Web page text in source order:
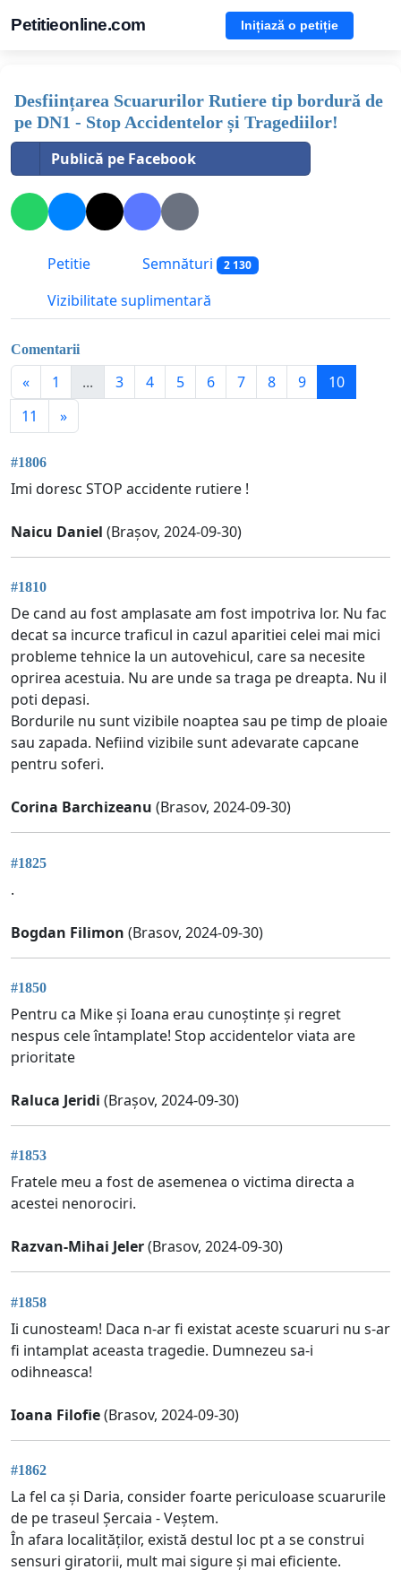
Petitieonline.com Inițiază o petiție
Desființarea Scuarurilor Rutiere tip bordură de
pe DN1 - Stop Accidentelor și Tragediilor!
Publică pe Facebook
Petitie Semnături 2 130
Vizibilitate suplimentară
Comentarii
« 1 ... 3 4 5 6 7 8 9
10
11
»
#1806
Imi doresc STOP accidente rutiere !
Naicu Daniel (Brașov, 2024-09-30)
#1810
De cand au fost amplasate am fost impotriva lor. Nu fac
decat sa incurce traficul in cazul aparitiei celei mai mici
probleme tehnice la un autovehicul, care sa necesite
oprirea acestuia. Nu are unde sa traga pe dreapta. Nu il
poti depasi.
Bordurile nu sunt vizibile noaptea sau pe timp de ploaie
sau zapada. Nefiind vizibile sunt adevarate capcane
pentru soferi.
Corina Barchizeanu (Brasov, 2024-09-30)
#1825
.
Bogdan Filimon (Brasov, 2024-09-30)
#1850
Pentru ca Mike și Ioana erau cunoștințe și regret
nespus cele întamplate! Stop accidentelor viata are
prioritate
Raluca Jeridi (Brașov, 2024-09-30)
#1853
Fratele meu a fost de asemenea o victima directa a
acestei nenorociri.
Razvan-Mihai Jeler(Brasov, 2024-09-30)
#1858
Ii cunosteam! Daca n-ar fi existat aceste scuaruri nu s-ar
fi intamplat aceasta tragedie. Dumnezeu sa-i
odihneasca!
Ioana Filofie(Brasov, 2024-09-30)
#1862
La fel ca și Daria, consider foarte periculoase scuarurile
de pe traseul Șercaia - Veștem.
În afara localităților, există destul loc pt a se construi
sensuri giratorii, mult mai sigure și mai eficiente.